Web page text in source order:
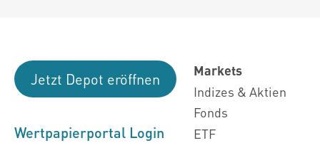
Jetzt Depot eröffnen
Wertpapierportal Login
Markets
Indizes & Aktien
Fonds
ETF